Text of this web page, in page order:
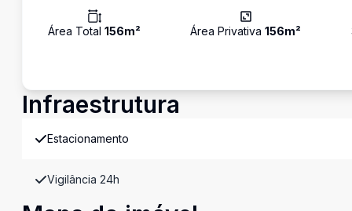
Área Total 156m² Área Privativa156m²
Infraestrutura
Estacionamento
Vigilância 24h